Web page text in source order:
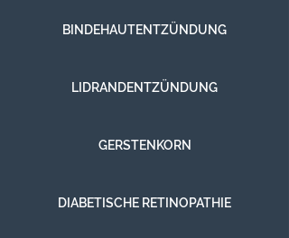
BINDEHAUTENTZÜNDUNG
LIDRANDENTZÜNDUNG
GERSTENKORN
DIABETISCHE RETINOPATHIE